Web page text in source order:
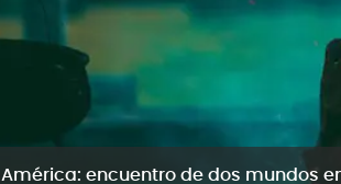
América: encuentro de dos mundos